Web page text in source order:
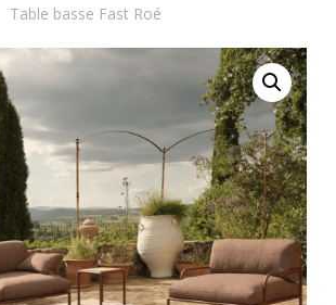
Table basse Fast Roé